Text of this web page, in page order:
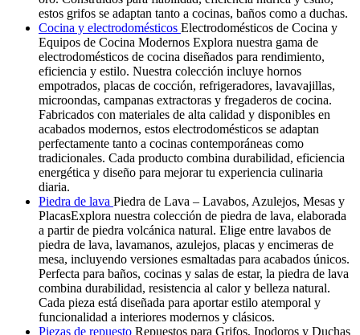
estos grifos se adaptan tanto a cocinas, baños como a duchas.
Cocina y electrodomésticos Electrodomésticos de Cocina y
Equipos de Cocina Modernos Explora nuestra gama de
electrodomésticos de cocina diseñados para rendimiento,
eficiencia y estilo. Nuestra colección incluye hornos
empotrados, placas de cocción, refrigeradores, lavavajillas,
microondas, campanas extractoras y fregaderos de cocina.
Fabricados con materiales de alta calidad y disponibles en
acabados modernos, estos electrodomésticos se adaptan
perfectamente tanto a cocinas contemporáneas como
tradicionales. Cada producto combina durabilidad, eficiencia
energética y diseño para mejorar tu experiencia culinaria
diaria.
Piedra de lava Piedra de Lava – Lavabos, Azulejos, Mesas y
PlacasExplora nuestra colección de piedra de lava, elaborada
a partir de piedra volcánica natural. Elige entre lavabos de
piedra de lava, lavamanos, azulejos, placas y encimeras de
mesa, incluyendo versiones esmaltadas para acabados únicos.
Perfecta para baños, cocinas y salas de estar, la piedra de lava
combina durabilidad, resistencia al calor y belleza natural.
Cada pieza está diseñada para aportar estilo atemporal y
funcionalidad a interiores modernos y clásicos.
Piezas de repuesto Repuestos para Grifos, Inodoros y Duchas